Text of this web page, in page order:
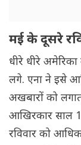
मई के दूसरे
धीरे धीरे
लगे. एना ने इसे
अखबारों को
आखिरकार साल
रविवार को